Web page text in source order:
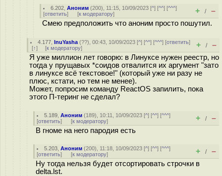
6.202 ,Аноним (200), 11:15, 10/09/2023 [^] [^^] [^^^]
[ответить] [к модератору] + / –
Смею предположить что аноним просто пошутил.
4.177 ,InuYasha (??), 00:43, 10/09/2023 [^] [^^] [^^^] [ответить]
[↑] [к модератору] + / –
Я уже миллион лет говорю: в Линуксе нужен реестр, но
тогда у прущавых *соидов отвалится их аргумент "зато
в линуксе всё текстовое!" (который уже ни разу не
плюс, кстати, но тем не менее).
Может, попросим команду ReactOS запилить, пока
этого П-теринг не сделал?
5.189 ,Аноним (189), 10:11, 10/09/2023 [^] [^^] [^^^]
[ответить] [к модератору] + / –
В гноме на него пародия есть
5.203 ,Аноним (200), 11:18, 10/09/2023 [^] [^^] [^^^]
[ответить] [к модератору] + / –
Ну тогда нельзя будет отсортировать строчки в
delta.lst.